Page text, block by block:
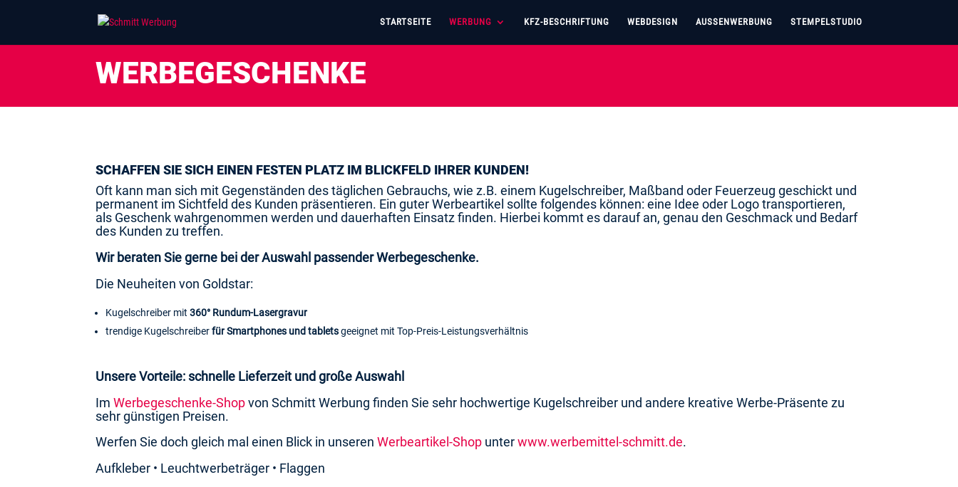
STARTSEITE WERBUNG KFZ-BESCHRIFTUNG WEBDESIGN AUSSENWERBUNG STEMPELSTUDIO
WERBEGESCHENKE
SCHAFFEN SIE SICH EINEN FESTEN PLATZ IM BLICKFELD IHRER KUNDEN!
Oft kann man sich mit Gegenständen des täglichen Gebrauchs, wie z.B. einem Kugelschreiber, Maßband oder Feuerzeug geschickt und
permanent im Sichtfeld des Kunden präsentieren. Ein guter Werbeartikel sollte folgendes können: eine Idee oder Logo transportieren,
als Geschenk wahrgenommen werden und dauerhaften Einsatz finden. Hierbei kommt es darauf an, genau den Geschmack und Bedarf
des Kunden zu treffen.
Wir beraten Sie gerne bei der Auswahl passender Werbegeschenke.
Die Neuheiten von Goldstar:
Kugelschreiber mit 360° Rundum-Lasergravur
trendige Kugelschreiber für Smartphones und tablets geeignet mit Top-Preis-Leistungsverhältnis
Unsere Vorteile: schnelle Lieferzeit und große Auswahl
ImWerbegeschenke-Shop von Schmitt Werbung finden Sie sehr hochwertige Kugelschreiber und andere kreative Werbe-Präsente zu
sehr günstigen Preisen.
Werfen Sie doch gleich mal einen Blick in unseren Werbeartikel-Shop unter www.werbemittel-schmitt.de.
Aufkleber • Leuchtwerbeträger • Flaggen